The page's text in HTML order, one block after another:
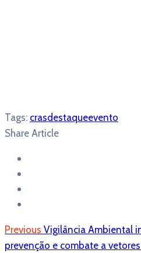
Tags: crasdestaqueevento
Share Article
Previous Vigilância Ambiental
prevenção e combate a